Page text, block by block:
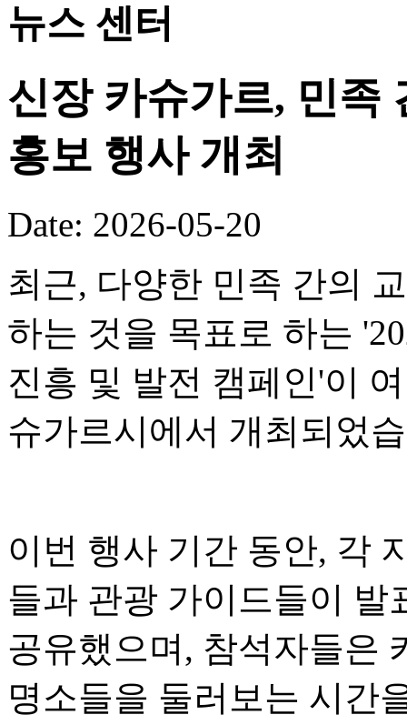
뉴스 센터
신장 카슈가르, 민족
홍보 행사 개최
Date: 2026-05-20
최근, 다양한 민족 간의
하는 것을 목표로 하는
진흥 및 발전 캠페인'이
슈가르시에서 개최되었
이번 행사 기간 동안, 각
들과 관광 가이드들이 발
공유했으며, 참석자들은
명소들을 둘러보는 시간